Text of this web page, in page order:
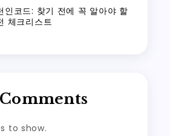
인코드: 찾기 전에 꼭 알아야 할
체크리스트
to show.